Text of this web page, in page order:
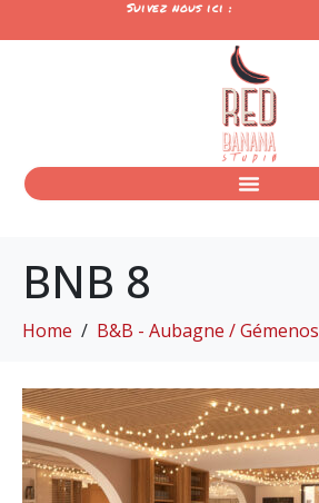
Suivez nous ici :
BNB 8
Home B&B - Aubagne / Gémenos